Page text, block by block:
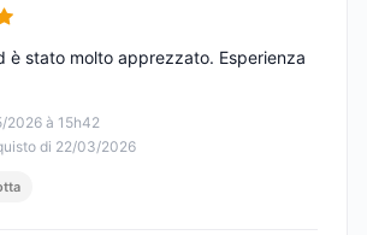
2026 à 15h42
di 22/03/2026
è stato molto apprezzato. Esperienza